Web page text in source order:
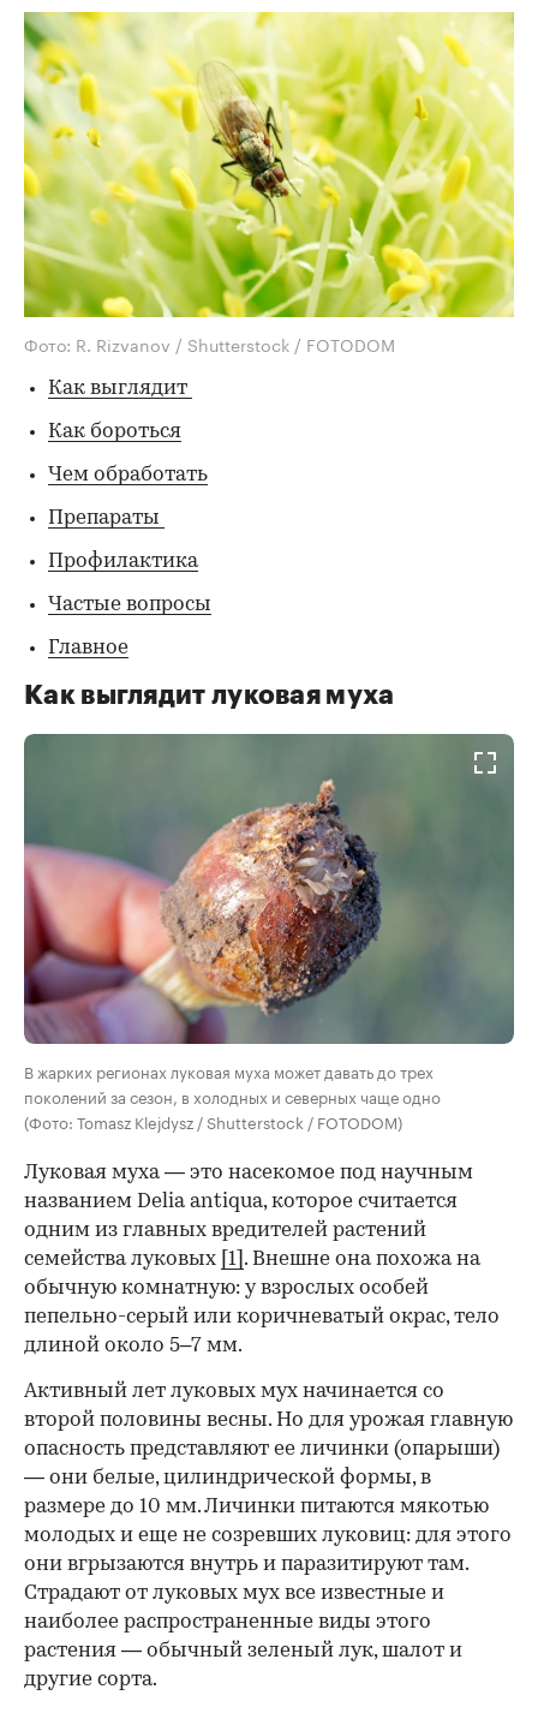
Фото: R. Rizvanov / Shutterstock / FOTODOM
Как выглядит
Как бороться
Чем обработать
Препараты
Профилактика
Частые вопросы
Главное
Как выглядит луковая муха
В жарких регионах луковая муха может давать до трех
поколений за сезон, в холодных и северных чаще одно
(Фото: Tomasz Klejdysz / Shutterstock / FOTODOM)
00:00
Луковая муха — это насекомое под научным
названием Delia antiqua, которое считается
одним из главных вредителей растений
семейства луковых [1] . Внешне она похожа на
обычную комнатную: у взрослых особей
пепельно-серый или коричневатый окрас, тело
длиной около 5–7 мм.
Активный лет луковых мух начинается со
второй половины весны. Но для урожая главную
опасность представляют ее личинки (опарыши)
— они белые, цилиндрической формы, в
размере до 10 мм. Личинки питаются мякотью
молодых и еще не созревших луковиц: для этого
они вгрызаются внутрь и паразитируют там.
Страдают от луковых мух все известные и
наиболее распространенные виды этого
растения — обычный зеленый лук, шалот и
другие сорта.